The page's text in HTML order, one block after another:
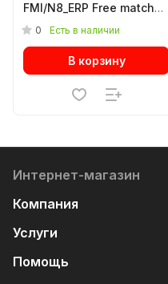
FMI/N8_ERP Free match
сплит-системы,
0 Есть в наличии
В корзину
Интернет-магазин
Компания
Услуги
Помощь